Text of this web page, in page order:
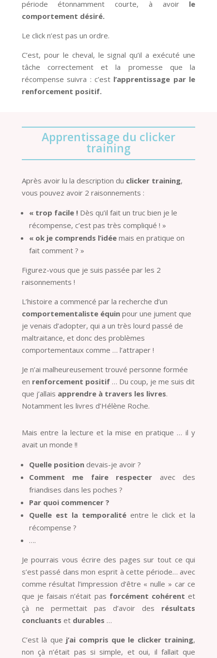
période étonnamment courte, à avoir le
comportement désiré.
Le click n’est pas un ordre.
C’est, pour le cheval, le signal qu’il a exécuté une
tâche correctement et la promesse que la
récompense suivra : c’est l’apprentissage par le
renforcement positif.
Apprentissage du clicker
training
Après avoir lu la description du clicker training,
vous pouvez avoir 2 raisonnements :
« trop facile !Dès qu’il fait un truc bien je le
récompense, c’est pas très compliqué ! »
« ok je comprends l’idéemais en pratique on
fait comment ? »
Figurez-vous que je suis passée par les 2
raisonnements !
L’histoire a commencé par la recherche d’un
comportementaliste équinpour une jument que
je venais d’adopter, qui a un très lourd passé de
maltraitance, et donc des problèmes
comportementaux comme … l’attraper !
Je n’ai malheureusement trouvé personne formée
en renforcement positif… Du coup, je me suis dit
que j’allais apprendre à travers les livres.
Notamment les livres d’Hélène Roche.
Mais entre la lecture et la mise en pratique … il y
avait un monde !!
Quelle positiondevais-je avoir ?
Comment me faire respecter avec des
friandises dans les poches ?
Par quoi commencer ?
Quelle est la temporalitéentre le click et la
récompense ?
….
Je pourrais vous écrire des pages sur tout ce qui
s’est passé dans mon esprit à cette période… avec
comme résultat l’impression d’être « nulle » car ce
que je faisais n’était pas forcément cohérent et
çà ne permettait pas d’avoir des résultats
concluants et durables …
C’est là que j’ai compris que le clicker training,
non çà n’était pas si simple, et oui, il fallait que